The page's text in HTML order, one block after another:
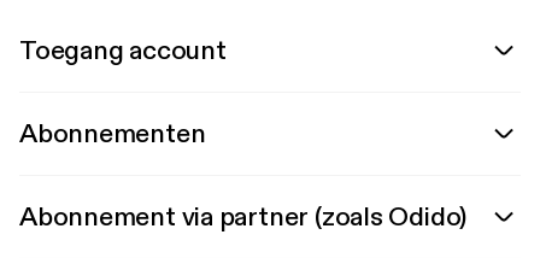
Toegang account
Abonnementen
Abonnement via partner (zoals Odido)